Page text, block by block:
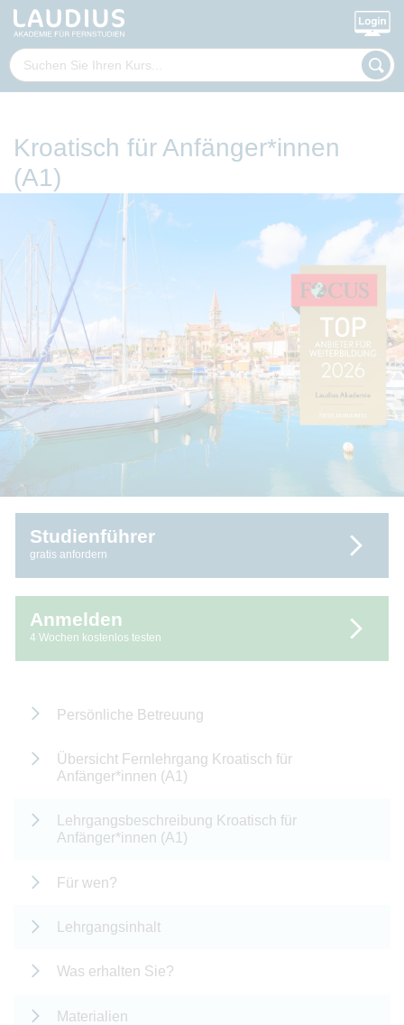
Kroatisch für Anfänger*innen
(A1)
Studienführer
gratis anfordern
Anmelden
4 Wochen kostenlos testen
Persönliche Betreuung
Übersicht Fernlehrgang Kroatisch für
Anfänger*innen (A1)
Lehrgangsbeschreibung Kroatisch für
Anfänger*innen (A1)
Für wen?
Lehrgangsinhalt
Was erhalten Sie?
Materialien